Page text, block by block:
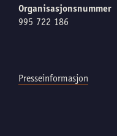
Organisasjonsnummer
995 722 186
Presseinformasjon